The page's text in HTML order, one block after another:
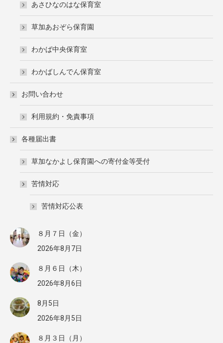
あさひなのはな保育室
草加あおぞら保育園
わかば中央保育室
わかばしんでん保育室
お問い合わせ
利用規約・免責事項
各種届出書
草加なかよし保育園への寄付金等受付
苦情対応
苦情対応公表
８月７日（金）
2026年8月7日
８月６日（木）
2026年8月6日
8月5日
2026年8月5日
８月３日（月）